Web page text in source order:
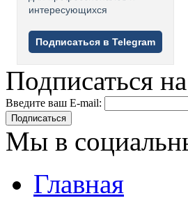
интересующихся
Подписаться в Telegram
Подписаться
Введите ваш E-mail:
Подписаться
Мы в
Главная